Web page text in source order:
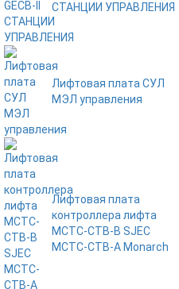
СТАНЦИИ УПРАВЛЕНИЯ
Лифтовая плата СУЛ
МЭЛ управления
Лифтовая плата
контроллера лифта
MCTC-CTB-B SJEC
MCTC-CTB-A Monarch